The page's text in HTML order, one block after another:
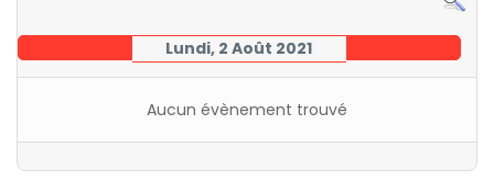
Lundi, 2 Août 2021
Aucun évènement trouvé